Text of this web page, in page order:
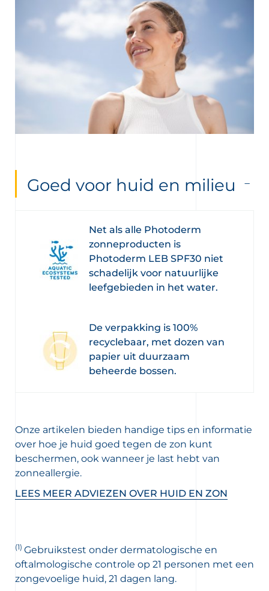
Goed voor huid en milieu
Net als alle Photoderm
zonneproducten is
Photoderm LEB SPF30 niet
schadelijk voor natuurlijke
leefgebieden in het water.
De verpakking is 100%
recyclebaar, met dozen van
papier uit duurzaam
beheerde bossen.
Onze artikelen bieden handige tips en informatie
over hoe je huid goed tegen de zon kunt
beschermen, ook wanneer je last hebt van
zonneallergie.
LEES MEER ADVIEZEN OVER HUID EN ZON
(1) Gebruikstest onder dermatologische en
oftalmologische controle op 21 personen met een
zongevoelige huid, 21 dagen lang.